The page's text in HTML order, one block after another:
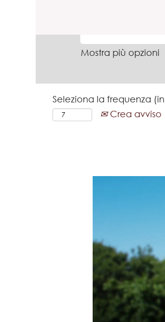
CERCA PER
Mostra più opzioni
Seleziona la frequenza
Crea avviso